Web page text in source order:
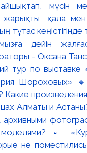
мүсін
жарықты, қала
тұтас
дейін
– Оксана